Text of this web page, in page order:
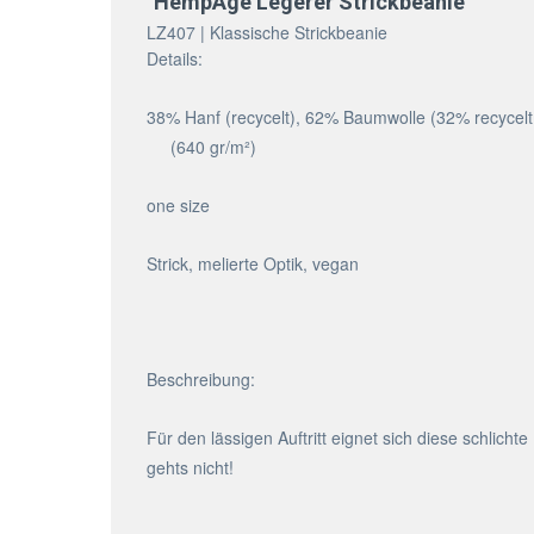
LZ407 | Klassische Strickbeanie
Details:
38% Hanf (recycelt), 62% Baumwolle (32%
(640 gr/m²)
one size
Strick, melierte Optik, vegan
Beschreibung:
Für den lässigen Auftritt eignet sich diese
gehts nicht!